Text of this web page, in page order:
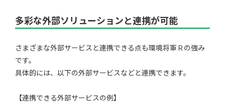
多彩な外部ソリューションと連携が可能
さまざまな外部サービスと連携できる点も環境将軍Ｒの強み
です。
具体的には、以下の外部サービスなどと連携できます。
【連携できる外部サービスの例】